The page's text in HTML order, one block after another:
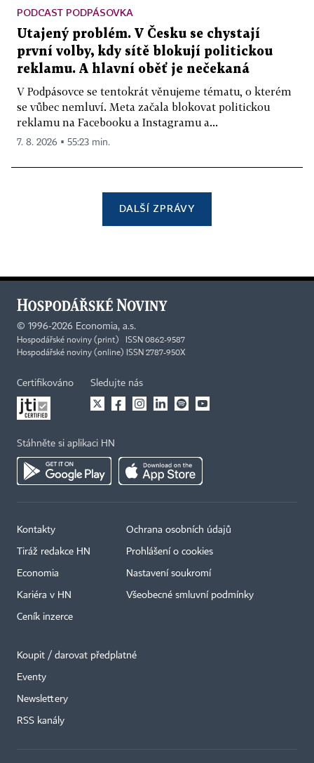
PODCAST PODPÁSOVKA
Utajený problém. V Česku se chystají
první volby, kdy sítě blokují politickou
reklamu. A hlavní oběť je nečekaná
V Podpásovce se tentokrát věnujeme tématu, o kterém
se vůbec nemluví. Meta začala blokovat politickou
reklamu na Facebooku a Instagramu a...
7. 8. 2026 ▪ 55:23 min.
DALŠÍ ZPRÁVY
© 1996-2026 Economia, a.s.
Hospodářské noviny (print) ISSN 0862-9587
Hospodářské noviny (online) ISSN 2787-950X
Certifikováno Sledujte nás
Stáhněte si aplikaci HN
Kontakty
Tiráž redakce HN
Economia
Kariéra v HN
Ceník inzerce
Ochrana osobních údajů
Prohlášení o cookies
Nastavení soukromí
Všeobecné smluvní podmínky
Koupit / darovat předplatné
Eventy
Newslettery
RSS kanály